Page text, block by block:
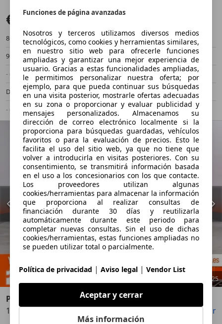
€ 13.590 Buen precio
86.000 km
12/2018
96 kW (131 CV)
Ocasión
- (Propietarios)
Automático
Diésel
4,3 l/100 km (mixto)
- (g/km)
-/-
Anterior
25
Peugeot 308
1.2 PureTech S&S Allure 130
Guardar Compartir
Funciones de página avanzadas
Nosotros y terceros utilizamos diversos medios
tecnológicos, como cookies y herramientas similares,
en nuestro sitio web para ofrecerle funciones
ampliadas y garantizar una mejor experiencia de
usuario. Gracias a estas funcionalidades ampliadas,
le permitimos personalizar nuestra oferta; por
ejemplo, para que pueda continuar sus búsquedas
en una visita posterior, mostrarle ofertas adecuadas
en su zona o proporcionar y evaluar publicidad y
mensajes personalizados. Almacenamos su
dirección de correo electrónico localmente si la
proporciona para búsquedas guardadas, vehículos
favoritos o para la evaluación de precios. Esto le
facilita el uso del sitio web, ya que no tiene que
volver a introducirla en visitas posteriores. Con su
consentimiento, se transmitirá información basada
en el uso a los concesionarios con los que contacte.
Los proveedores utilizan algunas
cookies/herramientas para almacenar la información
que proporciona al realizar consultas de
financiación durante 30 días y reutilizarla
automáticamente durante este periodo para
completar nuevas consultas. Sin el uso de dichas
cookies/herramientas, estas funciones ampliadas no
se pueden utilizar total o parcialmente.
Política de privacidad | Aviso legal | Vendor List
Aceptar y cerrar
Más información